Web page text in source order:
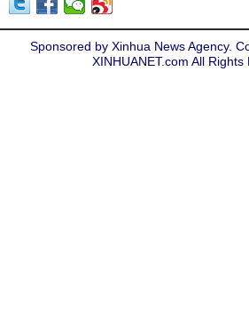
Sponsored by Xinhua News Agency.
XINHUANET.com All Rights